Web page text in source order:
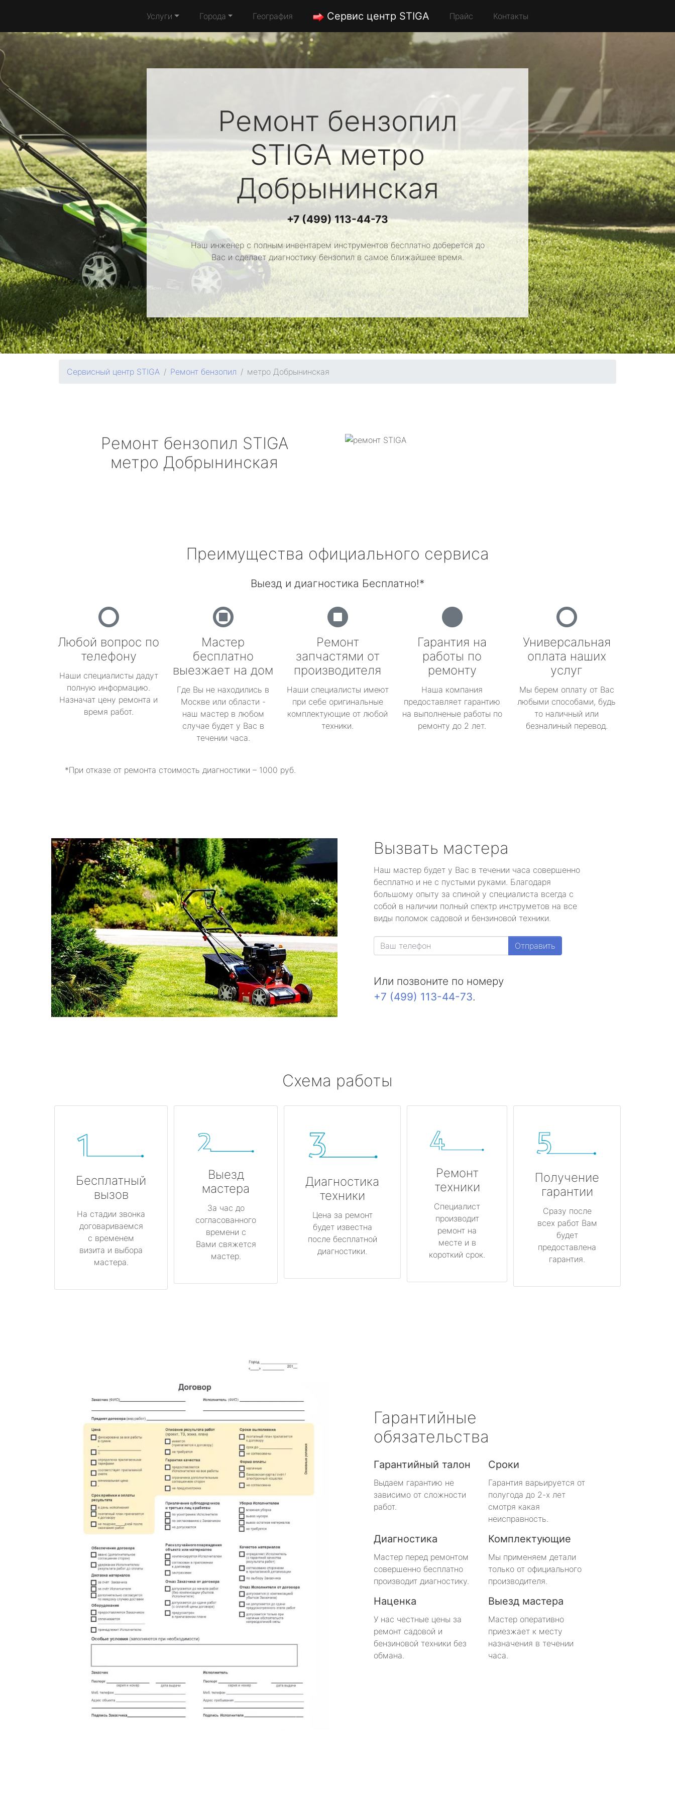
Услуги Города География Сервис центр STIGA Прайс Контакты
Ремонт бензопил
STIGAметро
Добрынинская
+7 (499) 113-44-73
Наш инженер с полным инвентарем инструментов бесплатно доберется до
Вас и сделает диагностику бензопил в самое ближайшее время.
Сервисный центр STIGA Ремонт бензопил метро Добрынинская
Ремонт бензопил STIGA
метро Добрынинская
Преимущества официального сервиса
Выезд и диагностика Бесплатно!*
Любой вопрос по
телефону
Наши специалисты дадут
полную информацию.
Назначат цену ремонта и
время работ.
Мастер
бесплатно
выезжает на дом
Где Вы не находились в
Москве или области -
наш мастер в любом
случае будет у Вас в
течении часа.
Ремонт
запчастями от
производителя
Наши специалисты имеют
при себе оригинальные
комплектующие от любой
техники.
Гарантия на
работы по
ремонту
Наша компания
предоставляет гарантию
на выполненые работы по
ремонту до 2 лет.
Универсальная
оплата наших
услуг
Мы берем оплату от Вас
любыми способами, будь
то наличный или
безналиный перевод.
*При отказе от ремонта стоимость диагностики – 1000 руб.
Вызвать мастера
Наш мастер будет у Вас в течении часа совершенно
бесплатно и не с пустыми руками. Благодаря
большому опыту за спиной у специалиста всегда с
собой в наличии полный спектр инструметов на все
виды поломок садовой и бензиновой техники.
Отправить
Или позвоните по номеру
+7 (499) 113-44-73.
Схема работы
Бесплатный
вызов
На стадии звонка
договариваемся
с временем
визита и выбора
мастера.
Выезд
мастера
За час до
согласованного
времени с
Вами свяжется
мастер.
Диагностика
техники
Цена за ремонт
будет известна
после бесплатной
диагностики.
Ремонт
техники
Специалист
производит
ремонт на
месте и в
короткий срок.
Получение
гарантии
Сразу после
всех работ Вам
будет
предоставлена
гарантия.
Гарантийные
обязательства
Гарантийный талон
Выдаем гарантию не
зависимо от сложности
работ.
Сроки
Гарантия варьируется от
полугода до 2-х лет
смотря какая
неисправность.
Диагностика
Мастер перед ремонтом
совершенно бесплатно
производит диагностику.
Комплектующие
Мы применяем детали
только от официального
производителя.
Наценка
У нас честные цены за
ремонт садовой и
бензиновой техники без
обмана.
Выезд мастера
Мастер оперативно
приезжает к месту
назначения в течении
часа.